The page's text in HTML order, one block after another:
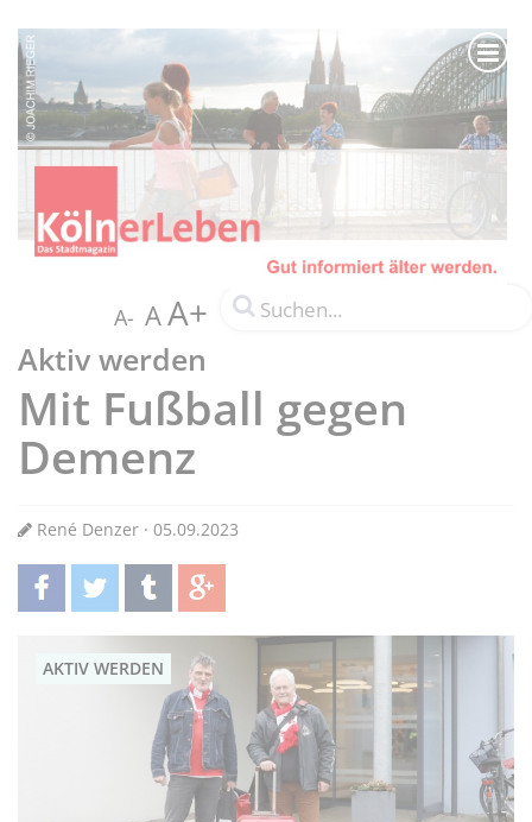
A- AA+
Aktiv werden
Mit Fußball gegen
Demenz
René Denzer · 05.09.2023
twittern teilen teilen
AKTIV WERDEN